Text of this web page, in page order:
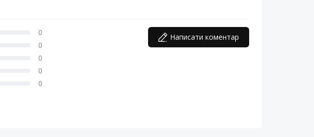
0
0
0
0
0
Написати коментар